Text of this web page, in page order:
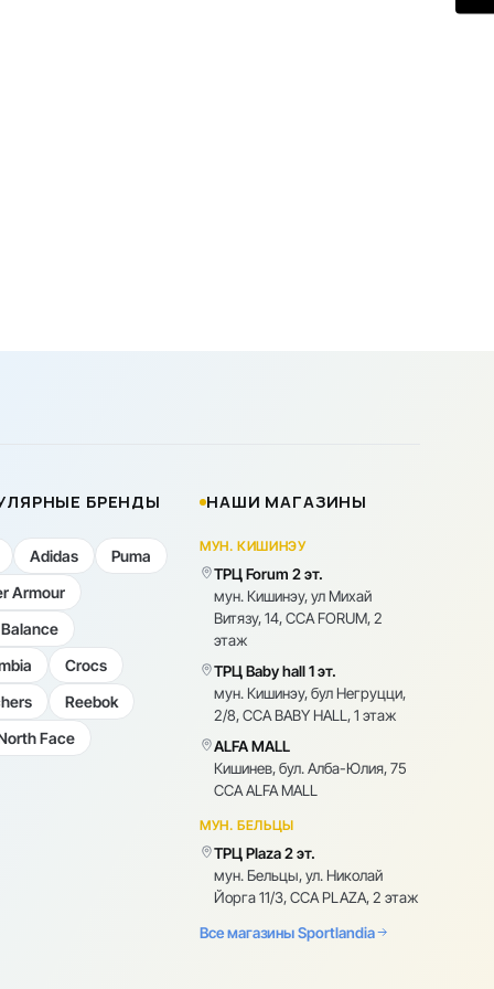
БРЕНДЫ
Adidas
Puma
Armour
Crocs
Reebok
Face
НАШИ МАГАЗИНЫ
МУН. КИШИНЭУ
ТРЦ Forum 2 эт.
мун. Кишинэу, ул Михай
Витязу, 14, CCA FORUM, 2
этаж
ТРЦ Baby hall 1 эт.
мун. Кишинэу, бул Негруцци,
2/8, CCA BABY HALL, 1 этаж
ALFA MALL
Кишинев, бул. Алба-Юлия, 75
CCA ALFA MALL
МУН. БЕЛЬЦЫ
ТРЦ Plaza 2 эт.
мун. Бельцы, ул. Николай
Йорга 11/3, CCA PLAZA, 2 этаж
Все магазины Sportlandia